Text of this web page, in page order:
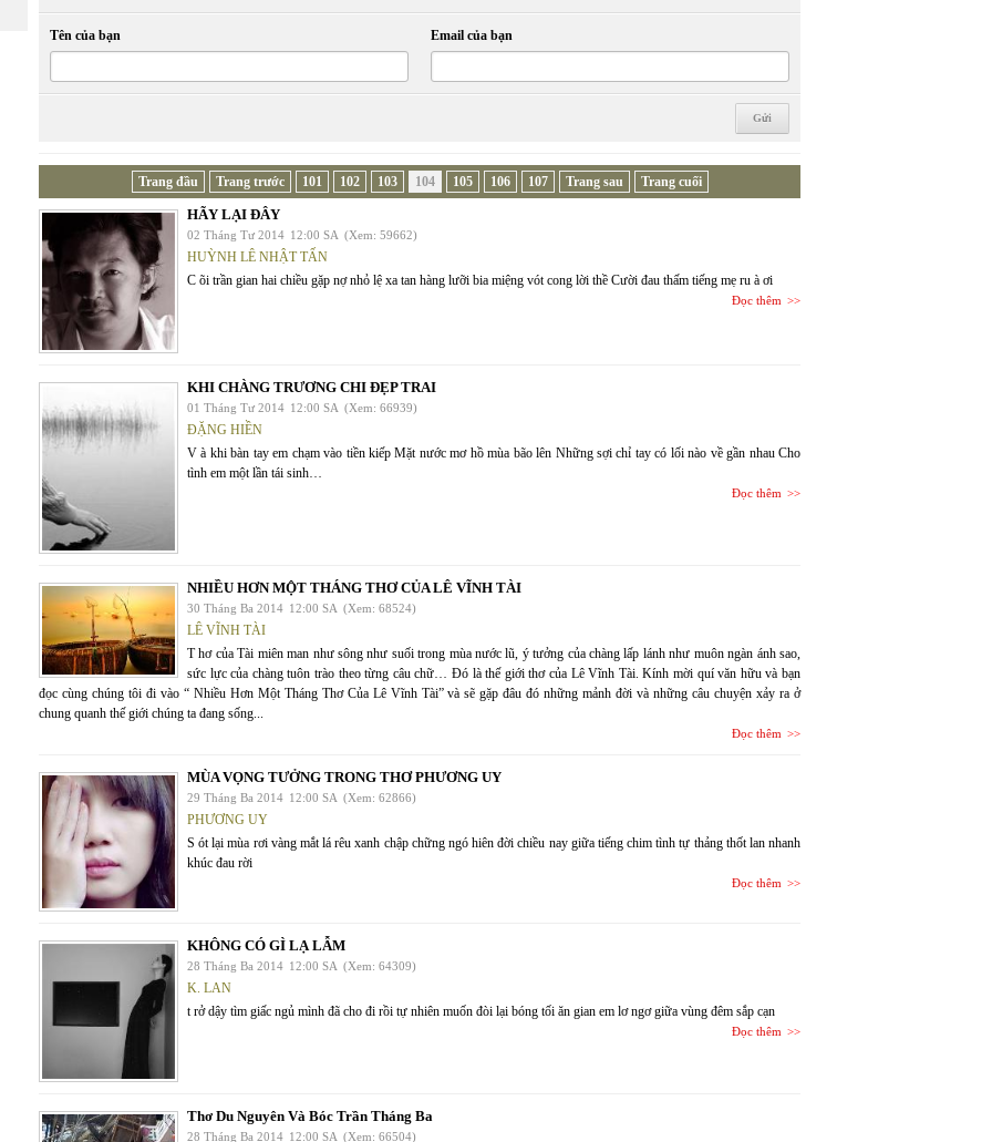
Tên của bạn Email của bạn
Trang đầu Trang trước 101 102 103 104 105 106 107 Trang sau Trang cuối
HÃY LẠI ĐÂY
02 Tháng Tư 2014 12:00 SA (Xem: 59662)
HUỲNH LÊ NHẬT TẤN
C õi trần gian hai chiều gặp nợ nhỏ lệ xa tan hàng lưỡi bia miệng vót cong lời thề Cười đau thấm tiếng mẹ ru à ơi
Đọc thêm
KHI CHÀNG TRƯƠNG CHI ĐẸP TRAI
01 Tháng Tư 2014 12:00 SA (Xem: 66939)
ĐẶNG HIỀN
V à khi bàn tay em chạm vào tiền kiếp Mặt nước mơ hồ mùa bão lên Những sợi chỉ tay có lối nào về gần nhau Cho
tình em một lần tái sinh…
Đọc thêm
NHIỀU HƠN MỘT THÁNG THƠ CỦA LÊ VĨNH TÀI
30 Tháng Ba 2014 12:00 SA (Xem: 68524)
LÊ VĨNH TÀI
T hơ của Tài miên man như sông như suối trong mùa nước lũ, ý tưởng của chàng lấp lánh như muôn ngàn ánh sao,
sức lực của chàng tuôn trào theo từng câu chữ… Đó là thế giới thơ của Lê Vĩnh Tài. Kính mời quí văn hữu và bạn
đọc cùng chúng tôi đi vào “ Nhiều Hơn Một Tháng Thơ Của Lê Vĩnh Tài” và sẽ gặp đâu đó những mảnh đời và những câu chuyện xảy ra ở
chung quanh thế giới chúng ta đang sống...
Đọc thêm
MÙA VỌNG TƯỞNG TRONG THƠ PHƯƠNG UY
29 Tháng Ba 2014 12:00 SA (Xem: 62866)
PHƯƠNG UY
S ót lại mùa rơi vàng mắt lá rêu xanh chập chững ngó hiên đời chiều nay giữa tiếng chim tình tự thảng thốt lan nhanh
khúc đau rời
Đọc thêm
KHÔNG CÓ GÌ LẠ LẪM
28 Tháng Ba 2014 12:00 SA (Xem: 64309)
K. LAN
t rở dậy tìm giấc ngủ mình đã cho đi rồi tự nhiên muốn đòi lại bóng tối ăn gian em lơ ngơ giữa vùng đêm sắp cạn
Đọc thêm
Thơ Du Nguyên Và Bóc Trần Tháng Ba
28 Tháng Ba 2014 12:00 SA (Xem: 66504)